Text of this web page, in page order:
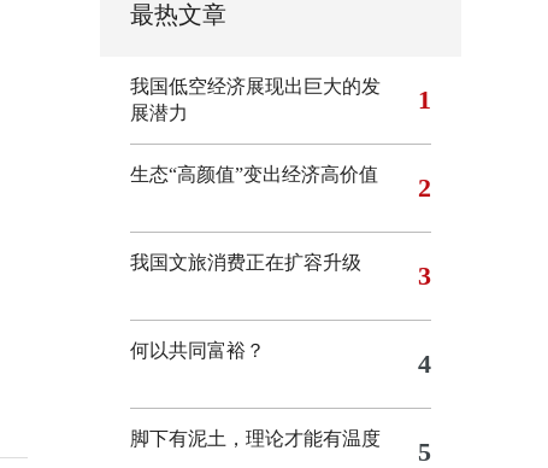
最热文章
我国低空经济展现出巨大的发
展潜力
1
生态“高颜值”变出经济高价值 2
我国文旅消费正在扩容升级 3
何以共同富裕？ 4
脚下有泥土，理论才能有温度 5